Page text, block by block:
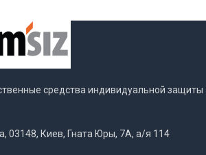
средства индивидуальной защиты
03148, Киев, Гната Юры, 7А, а/я 114